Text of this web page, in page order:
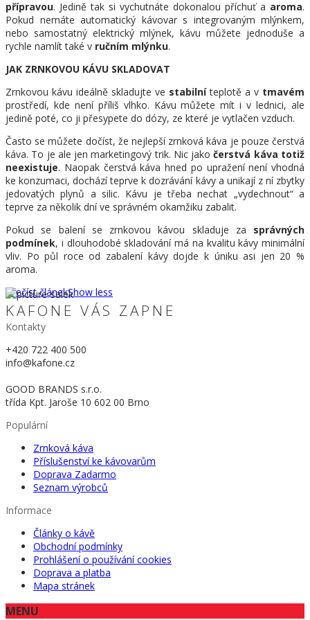
přípravou. Jedině tak si vychutnáte dokonalou příchuť a aroma.
Pokud nemáte automatický kávovar s integrovaným mlýnkem,
nebo samostatný elektrický mlýnek, kávu můžete jednoduše a
rychle namlít také v ručním mlýnku.
JAK ZRNKOVOU KÁVU SKLADOVAT
Zrnkovou kávu ideálně skladujte ve stabilníteplotě a v tmavém
prostředí, kde není příliš vlhko. Kávu můžete mít i v lednici, ale
jedině poté, co ji přesypete do dózy, ze které je vytlačen vzduch.
Často se můžete dočíst, že nejlepší zrnková káva je pouze čerstvá
káva. To je ale jen marketingový trik. Nic jakočerstvá káva totiž
neexistuje. Naopak čerstvá káva hned po upražení není vhodná
ke konzumaci, dochází teprve k dozrávání kávy a unikají z ní zbytky
jedovatých plynů a silic. Kávu je třeba nechat „vydechnout“ a
teprve za několik dní ve správném okamžiku zabalit.
Pokud se balení se zrnkovou kávou skladuje za správných
podmínek, i dlouhodobé skladování má na kvalitu kávy minimální
vliv. Po půl roce od zabalení kávy dojde k úniku asi jen 20 %
aroma.
Přečíst článekShow less
KAFONE VÁS ZAPNE
Kontakty
+420 722 400 500
info@kafone.cz
GOOD BRANDS s.r.o.
třída Kpt. Jaroše 10 602 00 Brno
Populární
Zrnková káva
Příslušenství ke kávovarům
Doprava Zadarmo
Seznam výrobců
Informace
Články o kávě
Obchodní podmínky
Prohlášení o používání cookies
Doprava a platba
Mapa stránek
MENU